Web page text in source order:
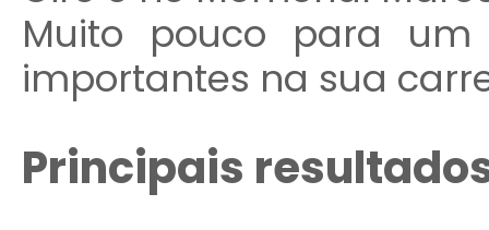
Muito pouco para
importantes na sua
Principais